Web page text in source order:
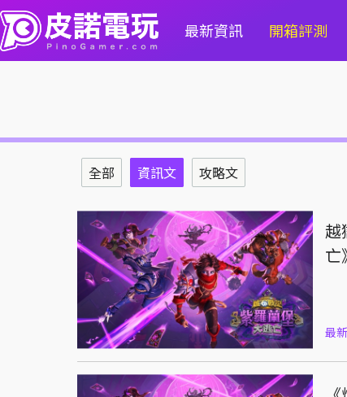
最新資訊 開箱評測
全部 資訊文 攻略文
越
亡
最